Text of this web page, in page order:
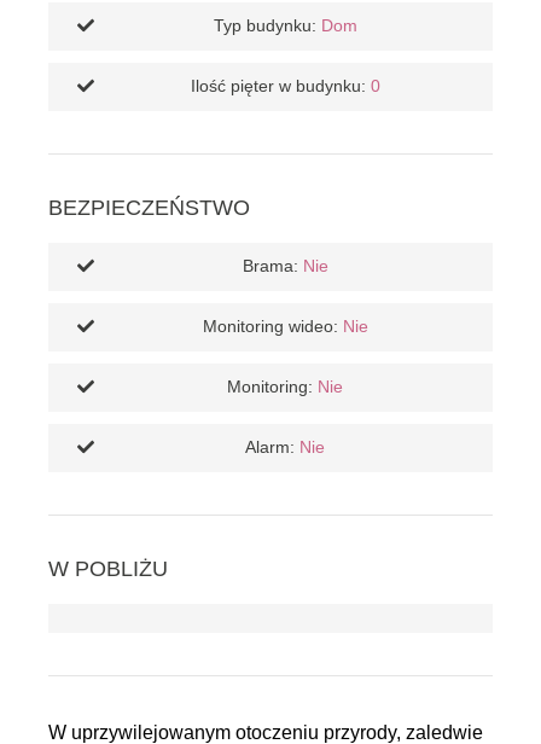
Typ budynku: Dom
Ilość pięter w budynku: 0
BEZPIECZEŃSTWO
Brama: Nie
Monitoring wideo: Nie
Monitoring: Nie
Alarm: Nie
W POBLIŻU
W uprzywilejowanym otoczeniu przyrody, zaledwie